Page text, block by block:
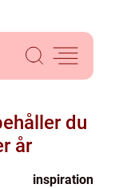
du
år
inspiration